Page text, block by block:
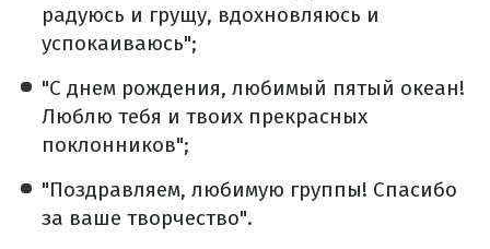
радуюсь и грущу, вдохновляюсь и
успокаиваюсь";
"С днем ​​рождения, любимый пятый океан!
Люблю тебя и твоих прекрасных
поклонников";
"Поздравляем, любимую группы! Спасибо
за ваше творчество".